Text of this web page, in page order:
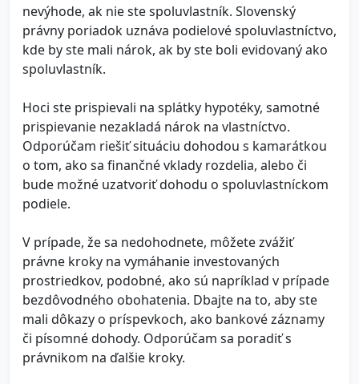
nevýhode, ak nie ste spoluvlastník. Slovenský
právny poriadok uznáva podielové spoluvlastníctvo,
kde by ste mali nárok, ak by ste boli evidovaný ako
spoluvlastník.
Hoci ste prispievali na splátky hypotéky, samotné
prispievanie nezakladá nárok na vlastníctvo.
Odporúčam riešiť situáciu dohodou s kamarátkou
o tom, ako sa finančné vklady rozdelia, alebo či
bude možné uzatvoriť dohodu o spoluvlastníckom
podiele.
V prípade, že sa nedohodnete, môžete zvážiť
právne kroky na vymáhanie investovaných
prostriedkov, podobné, ako sú napríklad v prípade
bezdôvodného obohatenia. Dbajte na to, aby ste
mali dôkazy o príspevkoch, ako bankové záznamy
či písomné dohody. Odporúčam sa poradiť s
právnikom na ďalšie kroky.